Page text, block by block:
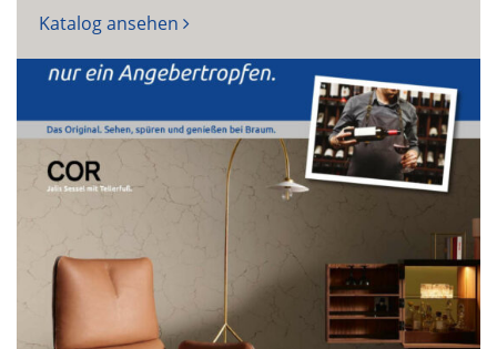
Katalog ansehen